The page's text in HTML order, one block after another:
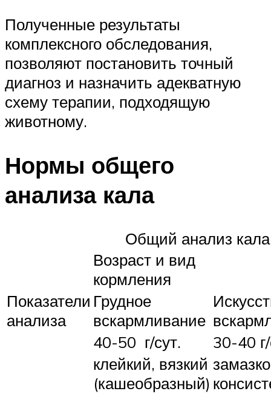
Полученные результаты
комплексного обследования,
позволяют постановить точный
диагноз и назначить адекватную
схему терапии, подходящую
животному.
Нормы общего
анализа кала
Общий анализ
Возраст и вид
кормления
Показатели
анализа
Грудное
вскармливание
40-50 г/сут.
30-40
клейкий, вязкий
(кашеобразный)